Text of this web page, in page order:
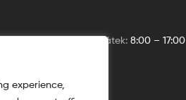
experience,
Pondělí – Pátek: 8:00 – 17:00